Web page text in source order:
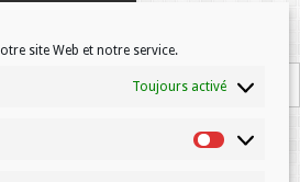
site Web et notre service.
Toujours activé
Statistiques